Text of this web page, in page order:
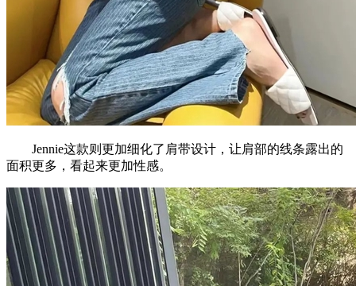
Jennie这款则更加细化了肩带设计，让肩部的线条露出的
面积更多，看起来更加性感。